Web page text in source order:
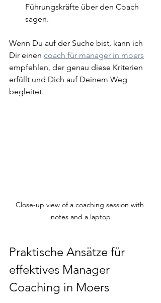
Führungskräfte über den Coach
sagen.
Wenn Du auf der Suche bist, kann ich
Dir einen coach für manager in moers
empfehlen, der genau diese Kriterien
erfüllt und Dich auf Deinem Weg
begleitet.
Close-up view of a coaching session with
notes and a laptop
Praktische Ansätze für
effektives Manager
Coaching in Moers